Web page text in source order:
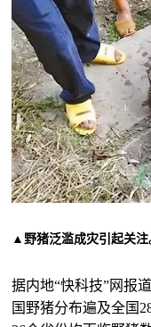
▲野猪泛滥成灾引起关注
据内地“快科技”网报
国野猪分布遍及全国